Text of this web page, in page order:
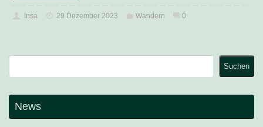
Insa 29 Dezember 2023 Wandern 0
Suchen
News